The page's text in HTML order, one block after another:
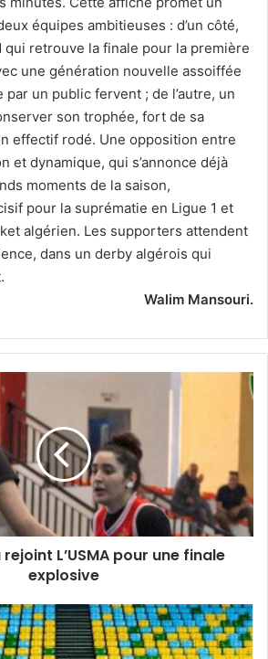
équipes ambitieuses : d’un côté,
qui retrouve la finale pour la première
une génération nouvelle assoiffée
un public fervent ; de l’autre, un
son trophée, fort de sa
effectif rodé. Une opposition entre
et dynamique, qui s’annonce déjà
moments de la saison,
pour la suprématie en Ligue 1 et
algérien. Les supporters attendent
dans un derby algérois qui
Walim Mansouri.
L’USMA pour une finale
explosive